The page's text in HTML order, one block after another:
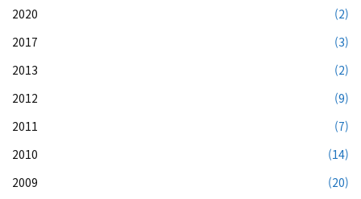
2020
(2)
2017
(3)
2013
(2)
2012
(9)
2011
(7)
2010
(14)
2009
(20)